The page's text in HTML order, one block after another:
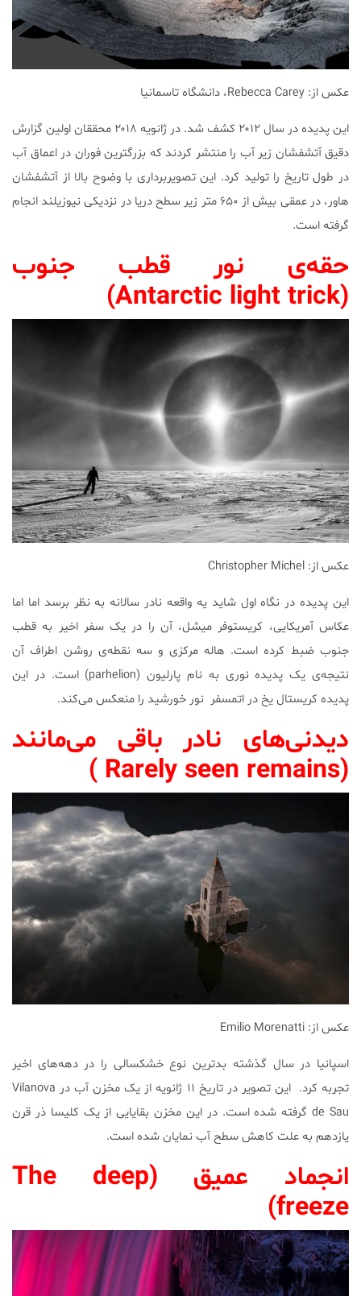
عکس از: Rebecca Carey، دانشگاه تاسمانیا
این پدیده در سال ۲۰۱۲ کشف شد. در ژانویه ۲۰۱۸ محققان اولین گزارش
دقیق آتشفشان زیر آب را منتشر کردند که بزرگترین فوران در اعماق آب
در طول تاریخ را تولید کرد. این تصویربرداری با وضوح بالا از آتشفشان
هاور، در عمقی بیش از ۶۵۰ متر زیر سطح دریا در نزدیکی نیوزیلند انجام
گرفته است.
حقه‌ی نور قطب جنوب
(
Antarctic light trick)
عکس از: Christopher Michel
این پدیده در نگاه اول شاید یه واقعه نادر سالانه به نظر برسد اما اما
عکاس آمریکایی، کریستوفر میشل، آن را در یک سفر اخیر به قطب
جنوب ضبط کرده است. هاله مرکزی و سه نقطه‌ی روشن اطراف آن
نتیجه‌ی یک پدیده نوری به نام پارلیون (parhelion) است. در این
پدیده کریستال یخ در اتمسفر نور خورشید را منعکس می‌کند.
دیدنی‌های نادر باقی می‌مانند
(Rarely seen remains )
عکس از: Emilio Morenatti
اسپانیا در سال گذشته بدترین نوع خشکسالی را در دهه‌های اخیر
تجربه کرد. این تصویر در تاریخ ۱۱ ژانویه از یک مخزن آب در Vilanova
de Sau گرفته شده است. در این مخزن بقایایی از یک کلیسا ذر قرن
یازدهم به علت کاهش سطح آب نمایان شده است.
انجماد عمیق (The deep
freeze)